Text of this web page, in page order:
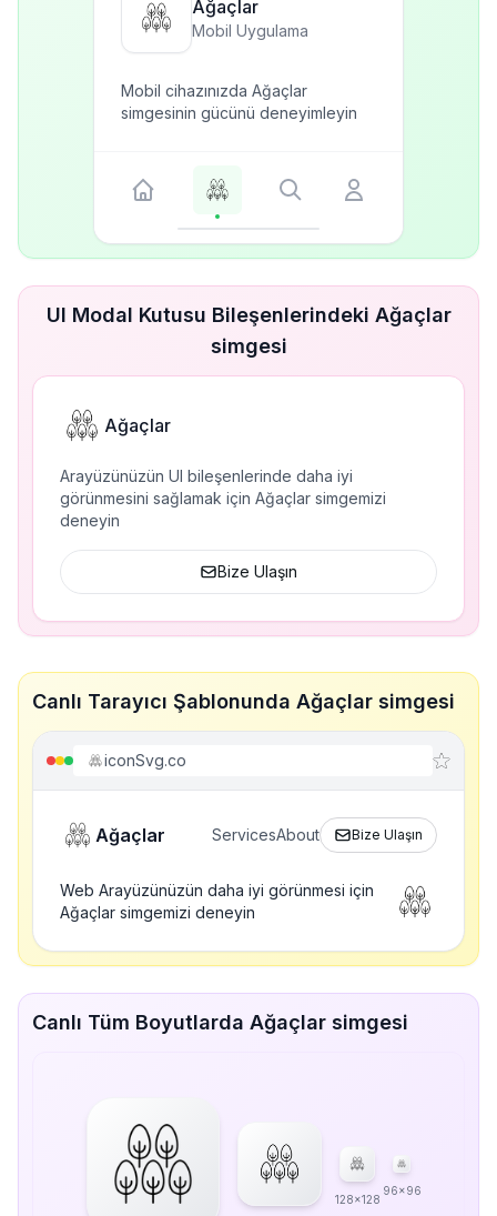
Ağaçlar
Mobil Uygulama
Mobil cihazınızda Ağaçlar
simgesinin gücünü deneyimleyin
UI Modal Kutusu Bileşenlerindeki Ağaçlar
simgesi
Ağaçlar
Arayüzünüzün UI bileşenlerinde daha iyi
görünmesini sağlamak için Ağaçlar simgemizi
deneyin
Bize Ulaşın
Canlı Tarayıcı Şablonunda Ağaçlar simgesi
iconSvg.co
Ağaçlar ServicesAbout Bize Ulaşın
Web Arayüzünüzün daha iyi görünmesi için
Ağaçlar simgemizi deneyin
Canlı Tüm Boyutlarda Ağaçlar simgesi
128x128
96x96